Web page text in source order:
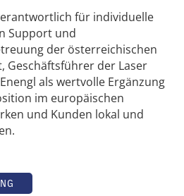
für individuelle
Support und
der österreichischen
Geschäftsführer der Laser
als wertvolle Ergänzung
im europäischen
und Kunden lokal und